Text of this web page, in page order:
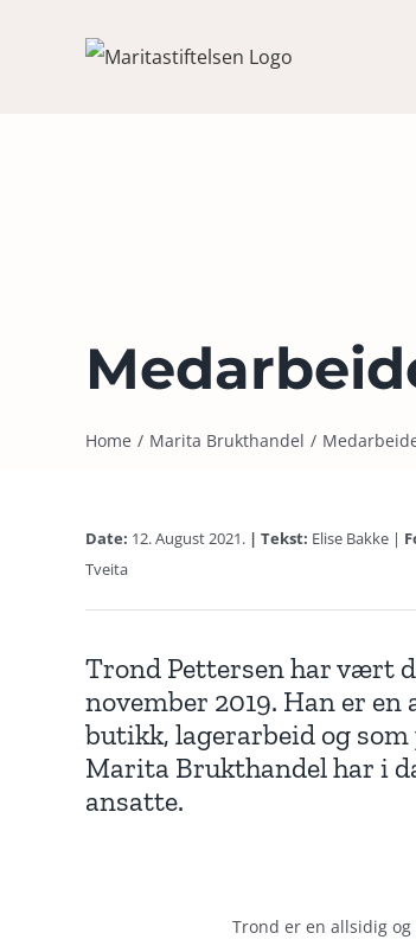
Home Marita Brukthandel
Date: 12. August 2021. | Tekst: Elise Bakke |
Tveita
Trond Pettersen har vært
november 2019. Han er
butikk, lagerarbeid og
Marita Brukthandel har i
ansatte.
Trond er en allsidig